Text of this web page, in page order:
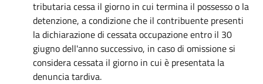
tributaria cessa il giorno in cui termina il possesso o la
detenzione, a condizione che il contribuente presenti
la dichiarazione di cessata occupazione entro il 30
giugno dell'anno successivo, in caso di omissione si
considera cessata il giorno in cui è presentata la
denuncia tardiva.